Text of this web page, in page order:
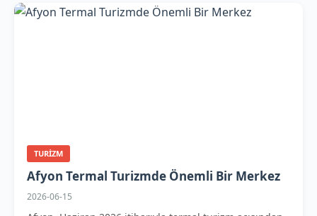
TURIZM
Afyon Termal Turizmde Önemli Bir Merkez
2026-06-15